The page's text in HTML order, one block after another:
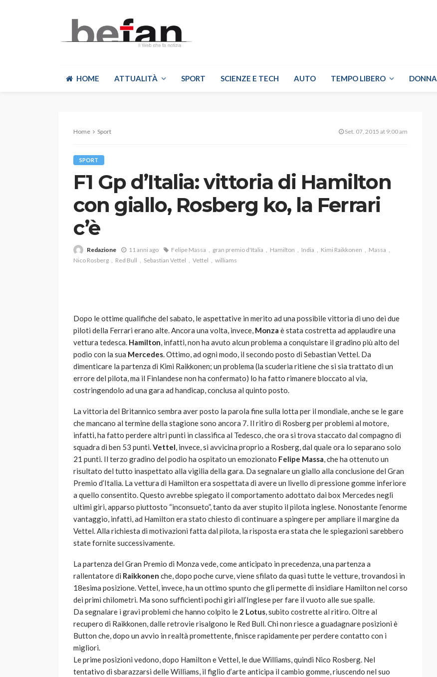
HOME ATTUALITÀ SPORT SCIENZE E TECH AUTO TEMPO LIBERO DONNA
Home Sport Set. 07, 2015 at 9:00 am
SPORT
F1 Gp d’Italia: vittoria di Hamilton
con giallo, Rosberg ko, la Ferrari
c’è
Redazione 11 anni ago Felipe Massa gran premio d'Italia Hamilton India Kimi Raikkonen
Massa
Nico Rosberg
Red Bull Sebastian Vettel Vettel williams
Dopo le ottime qualifiche del sabato, le aspettative in merito ad una possibile vittoria di uno dei due
piloti della Ferrari erano alte. Ancora una volta, invece, Monza è stata costretta ad applaudire una
vettura tedesca. Hamilton, infatti, non ha avuto alcun problema a conquistare il gradino più alto del
podio con la sua Mercedes. Ottimo, ad ogni modo, il secondo posto di Sebastian Vettel. Da
dimenticare la partenza di Kimi Raikkonen; un problema (la scuderia ritiene che si sia trattato di un
errore del pilota, ma il Finlandese non ha confermato) lo ha fatto rimanere bloccato al via,
costringendolo ad una gara ad handicap, conclusa al quinto posto.
La vittoria del Britannico sembra aver posto la parola fine sulla lotta per il mondiale, anche se le gare
che mancano al termine della stagione sono ancora 7. Il ritiro di Rosberg per problemi al motore,
infatti, ha fatto perdere altri punti in classifica al Tedesco, che ora si trova staccato dal compagno di
squadra di ben 53 punti.Vettel, invece, si avvicina proprio a Rosberg, dal quale ora lo separano solo
21 punti. Il terzo gradino del podio ha ospitato un emozionato Felipe Massa, che ha ottenuto un
risultato del tutto inaspettato alla vigilia della gara. Da segnalare un giallo alla conclusione del Gran
Premio d’Italia. La vettura di Hamilton era sospettata di avere un livello di pressione gomme inferiore
a quello consentito. Questo avrebbe spiegato il comportamento adottato dai box Mercedes negli
ultimi giri, apparso piuttosto “inconsueto”, tanto da aver stupito il pilota inglese. Nonostante l’enorme
vantaggio, infatti, ad Hamilton era stato chiesto di continuare a spingere per ampliare il margine da
Vettel. Alla richiesta di motivazioni fatta dal pilota, la risposta era stata che le spiegazioni sarebbero
state fornite successivamente.
La partenza del Gran Premio di Monza vede, come anticipato in precedenza, una partenza a
rallentatore di Raikkonen che, dopo poche curve, viene sfilato da quasi tutte le vetture, trovandosi in
18esima posizione. Vettel, invece, ha un ottimo spunto che gli permette di insidiare Hamilton nel corso
dei primi chilometri. Ma sono sufficienti pochi giri all’Inglese per fare il vuoto alle sue spalle.
Da segnalare i gravi problemi che hanno colpito le 2 Lotus, subito costrette al ritiro. Oltre al
recupero di Raikkonen, dalle retrovie risalgono le Red Bull. Chi non riesce a guadagnare posizioni è
Button che, dopo un avvio in realtà promettente, finisce rapidamente per perdere contatto con i
migliori.
Le prime posizioni vedono, dopo Hamilton e Vettel, le due Williams, quindi Nico Rosberg. Nel
tentativo di sbarazzarsi delle Williams, il figlio d’arte anticipa il cambio gomme, riuscendo nel suo
VARIE
Robot tagliaerba: quale
scegliere per il tuo prato
god 1 anno ago 784
Davis: tennis mondiale e
passione per
l’automobilismo
abbracciano la stessa causa
god 9 mesi ago